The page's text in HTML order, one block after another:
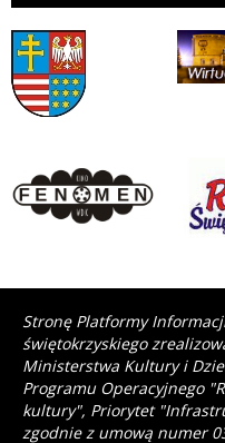
Stronę Platformy
świętokrzyskiego
Ministerstwa Kultury i
Programu Operacyjnego
kultury", Priorytet
zgodnie z umową numer